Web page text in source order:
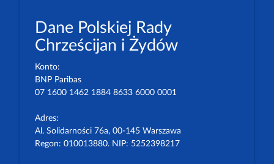
Dane Polskiej Rady
Chrześcijan i Żydów
Konto:
BNP Paribas
07 1600 1462 1884 8633 6000 0001
Adres:
Al. Solidarności 76a, 00-145 Warszawa
Regon: 010013880. NIP: 5252398217